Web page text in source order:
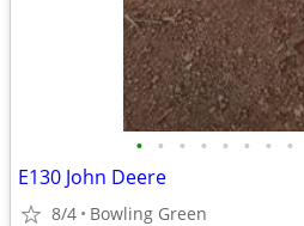
• • • • • • • •
E130 John Deere
8/4 Bowling Green